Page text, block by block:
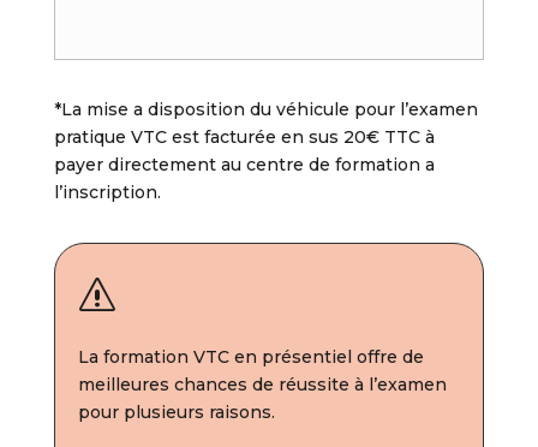
*La mise a disposition du véhicule pour l’examen
pratique VTC est facturée en sus 20€ TTC à
payer directement au centre de formation a
l’inscription.
s
La formation VTC en présentiel offre de
meilleures chances de réussite à l’examen
pour plusieurs raisons.